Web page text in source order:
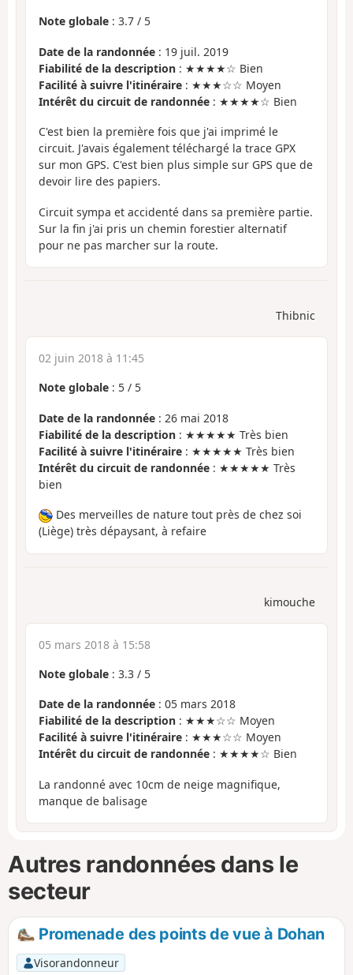
Note globale : 3.7 / 5
Date de la randonnée : 19 juil. 2019
Fiabilité de la description : ★★★★☆ Bien
Facilité à suivre l'itinéraire : ★★★☆☆ Moyen
Intérêt du circuit de randonnée : ★★★★☆ Bien
C'est bien la première fois que j'ai imprimé le
circuit. J'avais également téléchargé la trace GPX
sur mon GPS. C'est bien plus simple sur GPS que de
devoir lire des papiers.
Circuit sympa et accidenté dans sa première partie.
Sur la fin j'ai pris un chemin forestier alternatif
pour ne pas marcher sur la route.
Thibnic
02 juin 2018 à 11:45
Note globale : 5 / 5
Date de la randonnée : 26 mai 2018
Fiabilité de la description : ★★★★★ Très bien
Facilité à suivre l'itinéraire : ★★★★★ Très bien
Intérêt du circuit de randonnée : ★★★★★ Très
bien
Des merveilles de nature tout près de chez soi
(Liège) très dépaysant, à refaire
kimouche
05 mars 2018 à 15:58
Note globale : 3.3 / 5
Date de la randonnée : 05 mars 2018
Fiabilité de la description : ★★★☆☆ Moyen
Facilité à suivre l'itinéraire : ★★★☆☆ Moyen
Intérêt du circuit de randonnée : ★★★★☆ Bien
La randonné avec 10cm de neige magnifique,
manque de balisage
Autres randonnées dans le
secteur
Promenade des points de vue à Dohan
Visorandonneur